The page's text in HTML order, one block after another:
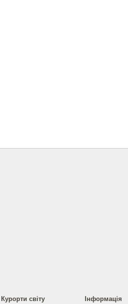
Курорти світу Інформація